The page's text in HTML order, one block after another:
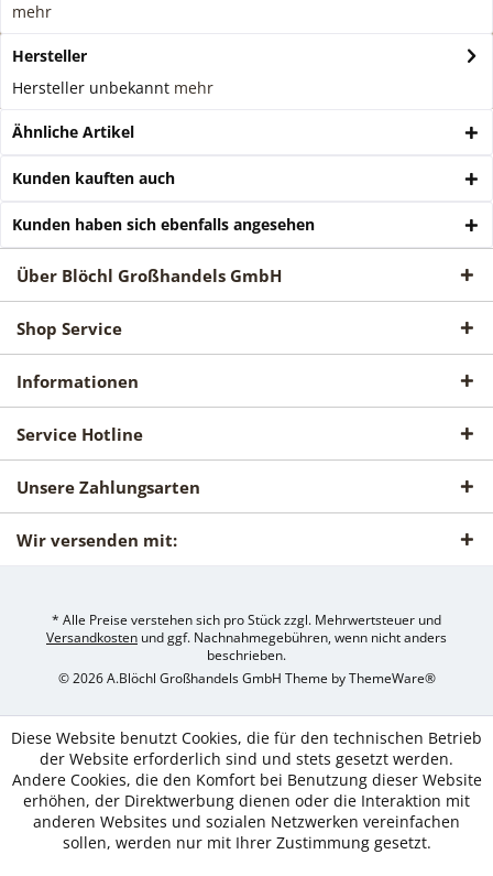
mehr
Hersteller
Hersteller unbekannt mehr
Ähnliche Artikel
Kunden kauften auch
Kunden haben sich ebenfalls angesehen
Über Blöchl Großhandels GmbH
Shop Service
Informationen
Service Hotline
Unsere Zahlungsarten
Wir versenden mit:
* Alle Preise verstehen sich pro Stück zzgl. Mehrwertsteuer und
Versandkosten und ggf. Nachnahmegebühren, wenn nicht anders
beschrieben.
© 2026 A.Blöchl Großhandels GmbH Theme byThemeWare®
Diese Website benutzt Cookies, die für den technischen Betrieb
der Website erforderlich sind und stets gesetzt werden.
Andere Cookies, die den Komfort bei Benutzung dieser Website
erhöhen, der Direktwerbung dienen oder die Interaktion mit
anderen Websites und sozialen Netzwerken vereinfachen
sollen, werden nur mit Ihrer Zustimmung gesetzt.